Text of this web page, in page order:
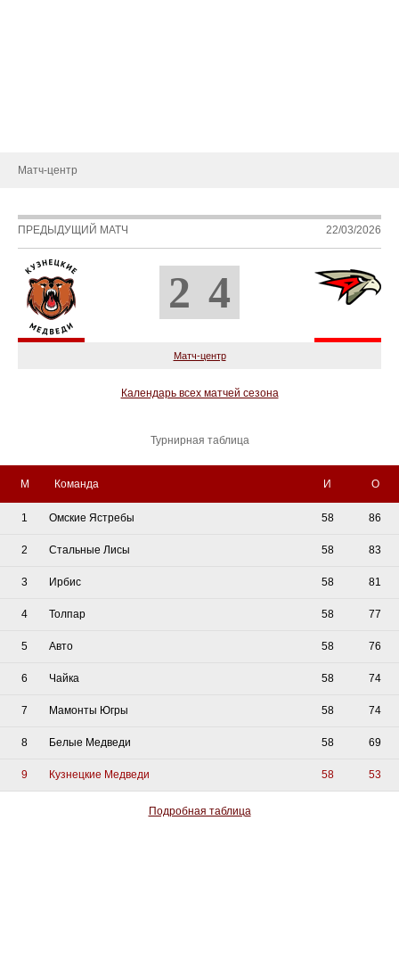
Матч-центр
ПРЕДЫДУЩИЙ МАТЧ 22/03/2026
2 4
Матч-центр
Календарь всех матчей сезона
Турнирная таблица
М Команда И О
1 Омские Ястребы 58 86
2 Стальные Лисы 58 83
3 Ирбис 58 81
4 Толпар 58 77
5 Авто 58 76
6 Чайка 58 74
7 Мамонты Югры 58 74
8 Белые Медведи 58 69
9 Кузнецкие Медведи 58 53
Подробная таблица